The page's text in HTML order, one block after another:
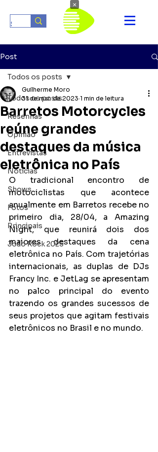
Post
Todos os posts
Resenhas
Opinião
Entrevistas
Notícias
Shows
Fotos
Principais
João Rock 2025
Todos os posts
Barretos Motorcycles
reúne grandes
destaques da música
eletrônica no País
Guilherme Moro
31 de mar. de 2023 1 min de leitura
O tradicional encontro de
motociclistas que acontece
anualmente em Barretos recebe no
primeiro dia, 28/04, a Amazing
Night, que reunirá dois dos
maiores destaques da cena
eletrônica no País. Com trajetórias
internacionais, as duplas de DJs
Francy Inc. e JetLag se apresentam
no palco principal do evento
trazendo os grandes sucessos de
seus projetos que agitam festivais
eletrônicos no Brasil e no mundo.
×